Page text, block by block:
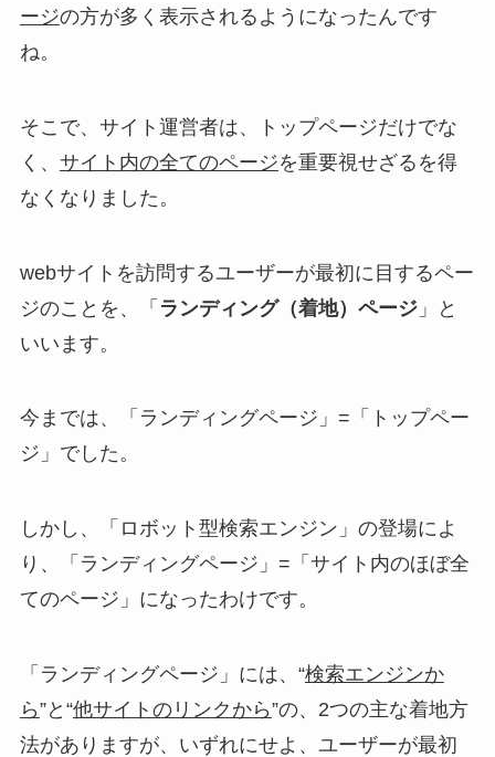
ージの方が多く表示されるようになったんです
ね。
そこで、サイト運営者は、トップページだけでな
く、 サイト内の全てのページを重要視せざるを得
なくなりました。
webサイトを訪問するユーザーが最初に目するペー
ジのことを、「 ランディング（着地）ページ」と
いいます。
今までは、「ランディングページ」=「トップペー
ジ」でした。
しかし、「ロボット型検索エンジン」の登場によ
り、
「ランディングページ」=「サイト内のほぼ全
てのページ」 になったわけです。
「ランディングページ」には、“検索エンジンか
ら”と“他サイトのリンクから”の、2つの主な着地方
法がありますが、いずれにせよ、ユーザーが最初